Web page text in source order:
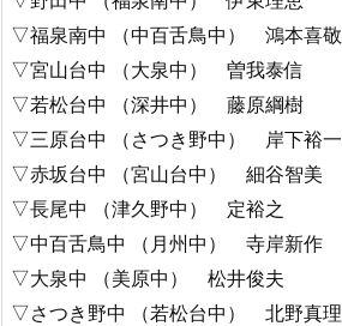
▽福泉南中 （中百舌鳥中） 鴻本喜敬
▽宮山台中 （大泉中） 曽我泰信
▽若松台中 （深井中） 藤原綱樹
▽三原台中 （さつき野中） 岸下裕一
▽赤坂台中 （宮山台中） 細谷智美
▽長尾中 （津久野中） 定裕之
▽中百舌鳥中 （月州中） 寺岸新作
▽大泉中 （美原中） 松井俊夫
▽さつき野中 （若松台中） 北野真理